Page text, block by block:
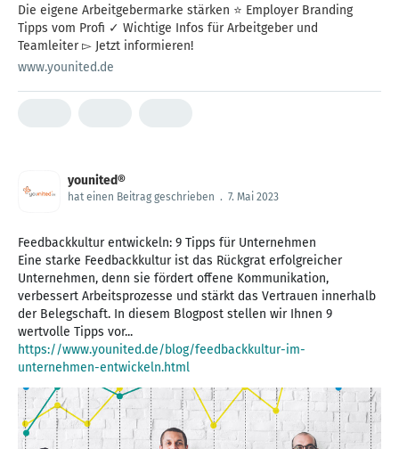
Die eigene Arbeitgebermarke stärken ⭐ Employer Branding
Tipps vom Profi ✓ Wichtige Infos für Arbeitgeber und
Teamleiter ▻ Jetzt informieren!
www.younited.de
younited®
hat einen Beitrag geschrieben . 7. Mai 2023
Feedbackkultur entwickeln: 9 Tipps für Unternehmen
Eine starke Feedbackkultur ist das Rückgrat erfolgreicher
Unternehmen, denn sie fördert offene Kommunikation,
verbessert Arbeitsprozesse und stärkt das Vertrauen innerhalb
der Belegschaft. In diesem Blogpost stellen wir Ihnen 9
https://www.younited.de/blog/feedbackkultur-im-
unternehmen-entwickeln.html